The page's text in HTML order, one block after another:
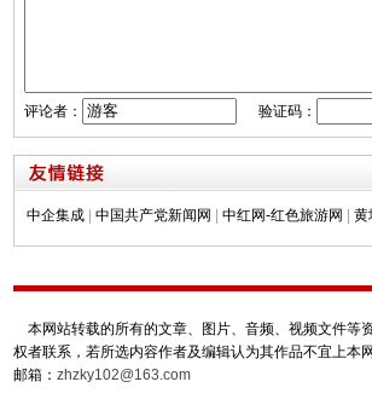
评论者： 验证码：
中企集成 | 中国共产党新闻网 | 中红网-红色旅游网 | 黄
本网站转载的所有的文章、图片、音频、视频文件等
权者联系，若所选内容作者及编辑认为其作品不宜上本
邮箱： zhzky102@163.com